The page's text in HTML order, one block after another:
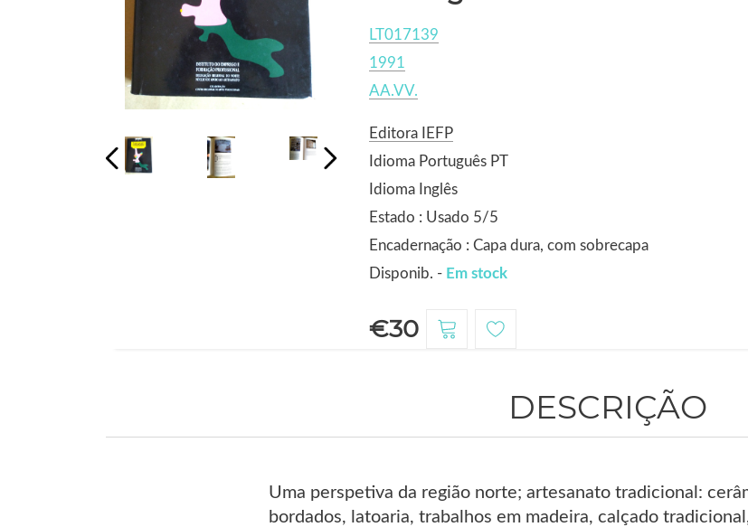
LT017139
1991
AA.VV.
Editora IEFP
Idioma Português PT
Idioma Inglês
Estado : Usado 5/5
Encadernação : Capa dura, com sobrecapa
Disponib. - Em stock
€30
DESCRIÇÃO
Uma perspetiva da região norte; artesanato tradicional:
bordados, latoaria, trabalhos em madeira, calçado